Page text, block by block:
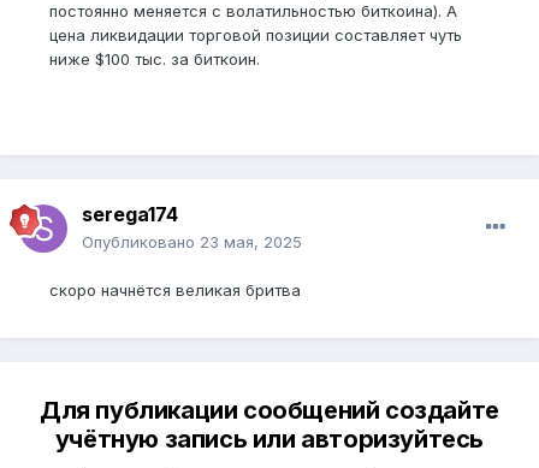
постоянно меняется с волатильностью биткоина). А
цена ликвидации торговой позиции составляет чуть
ниже $100 тыс. за биткоин.
serega174
Опубликовано 23 мая, 2025
скоро начнётся великая бритва
Для публикации сообщений создайте
учётную запись или авторизуйтесь